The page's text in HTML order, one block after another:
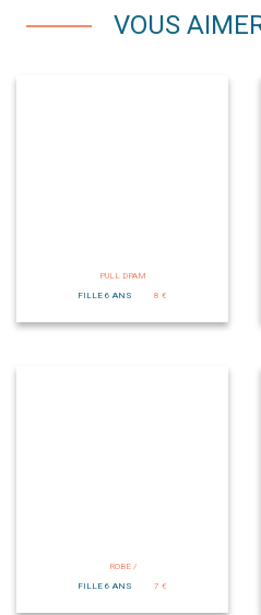
VOUS
PULL DPAM
FILLE 6 ANS
8 €
ROBE /
FILLE 6 ANS
7 €